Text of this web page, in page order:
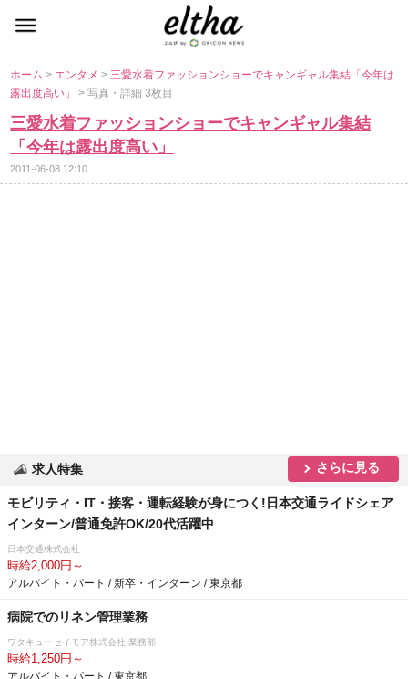
ホーム> エンタメ>三愛水着ファッションショーでキャンギャル集結「今年は
露出度高い」> 写真・詳細 3枚目
三愛水着ファッションショーでキャンギャル集結
「今年は露出度高い」
2011-06-08 12:10
求人特集 さらに見る
モビリティ・IT・接客・運転経験が身につく!日本交通ライドシェア
インターン/普通免許OK/20代活躍中
日本交通株式会社
時給2,000円～
アルバイト・パート / 新卒・インターン / 東京都
病院でのリネン管理業務
ワタキューセイモア株式会社 業務部
時給1,250円～
アルバイト・パート / 東京都